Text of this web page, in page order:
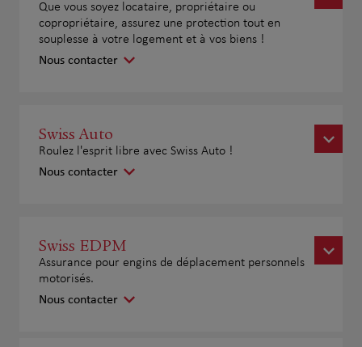
Que vous soyez locataire, propriétaire ou
copropriétaire, assurez une protection tout en
souplesse à votre logement et à vos biens !
Nous contacter
Swiss Auto
Roulez l'esprit libre avec Swiss Auto !
Nous contacter
Swiss EDPM
Assurance pour engins de déplacement personnels
motorisés.
Nous contacter